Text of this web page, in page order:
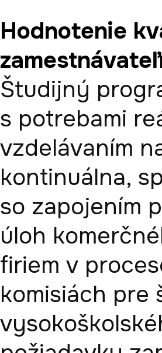
Hodnotenie
Študijný
s potrebami
vzdelávaním
kontinuálna,
so zapojením
úloh
firiem v
komisiách pre